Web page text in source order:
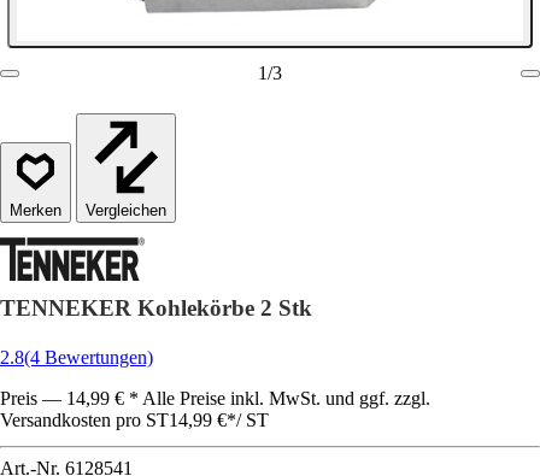
1/3
Vergleichen
TENNEKER Kohlekörbe 2 Stk
2.8(4 Bewertungen)
Preis — 14,99 € * Alle Preise inkl. MwSt. und ggf. zzgl.
Versandkosten pro ST14,99 €*/ ST
Art.-Nr. 6128541